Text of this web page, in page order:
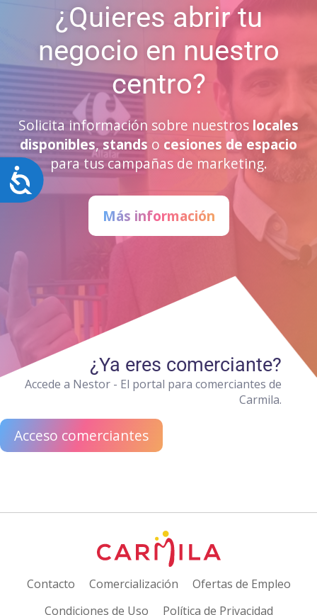
Accesibilidad
¿Quieres abrir tu
negocio en nuestro
centro?
Solicita información sobre nuestros locales
disponibles, stands o cesiones de espacio
para tus campañas de marketing.
Más información
¿Ya eres comerciante?
Accede a Nestor - El portal para comerciantes de
Carmila.
Acceso comerciantes
Contacto Comercialización
Ofertas de Empleo
Condiciones de Uso
Política de Privacidad